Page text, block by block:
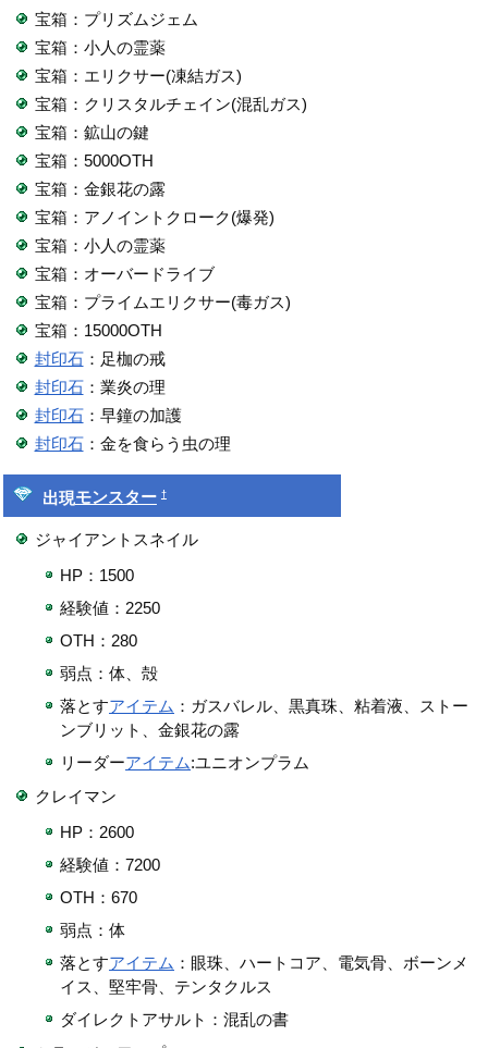
宝箱：プリズムジェム
宝箱：小人の霊薬
宝箱：エリクサー(凍結ガス)
宝箱：クリスタルチェイン(混乱ガス)
宝箱：鉱山の鍵
宝箱：5000OTH
宝箱：金銀花の露
宝箱：アノイントクローク(爆発)
宝箱：小人の霊薬
宝箱：オーバードライブ
宝箱：プライムエリクサー(毒ガス)
宝箱：15000OTH
封印石：足枷の戒
封印石：業炎の理
封印石：早鐘の加護
封印石：金を食らう虫の理
出現モンスター †
ジャイアントスネイル
HP：1500
経験値：2250
OTH：280
弱点：体、殻
落とすアイテム ：ガスバレル、黒真珠、粘着液、ストー
ンブリット、金銀花の露
リーダーアイテム:ユニオンプラム
クレイマン
HP：2600
経験値：7200
OTH：670
弱点：体
落とすアイテム ：眼珠、ハートコア、電気骨、ボーンメ
イス、堅牢骨、テンタクルス
ダイレクトアサルト：混乱の書